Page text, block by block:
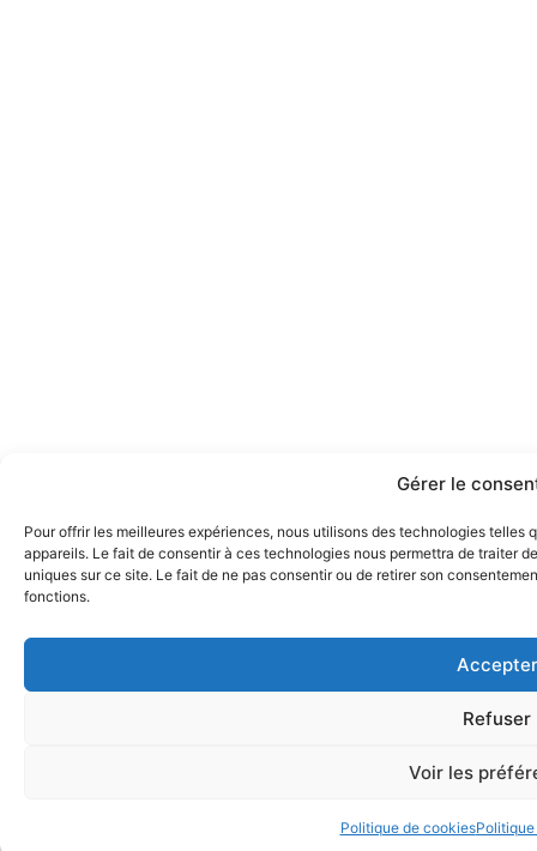
Gérer le
Pour offrir les meilleures expériences, nous utilisons des technologies
appareils. Le fait de consentir à ces technologies nous permettra de traiter
uniques sur ce site. Le fait de ne pas consentir ou de retirer son
fonctions.
Accepter
Refuser
Voir les
Politique de cookies